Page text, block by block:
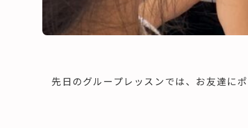
先日のグループレッスンでは、お友達に